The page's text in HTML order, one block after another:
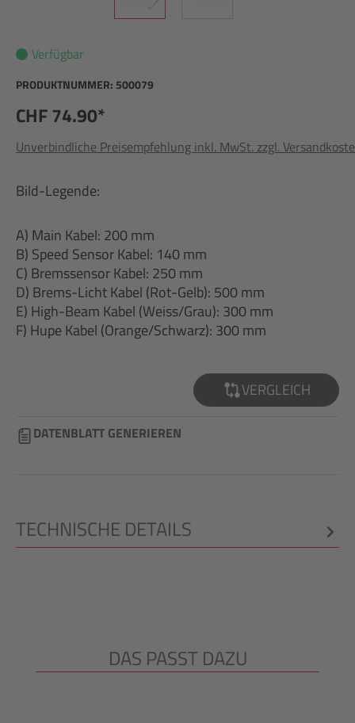
Verfügbar
PRODUKTNUMMER: 500079
CHF 74.90*
Unverbindliche Preisempfehlung inkl. MwSt. zzgl.
Bild-Legende:
A) Main Kabel: 200 mm
B) Speed Sensor Kabel: 140 mm
C) Bremssensor Kabel: 250 mm
D) Brems-Licht Kabel (Rot-Gelb): 500 mm
E) High-Beam Kabel (Weiss/Grau): 300 mm
F) Hupe Kabel (Orange/Schwarz): 300 mm
VERGLEICH
DATENBLATT GENERIEREN
TECHNISCHE DETAILS
Produktgalerie überspringen
DAS PASST DAZU